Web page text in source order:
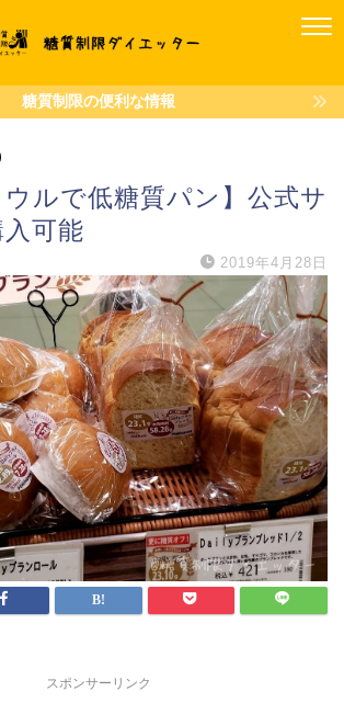
糖質制限の便利な情報
ウルで低糖質パン】公式サ
可能
2019年4月28日
スポンサーリンク